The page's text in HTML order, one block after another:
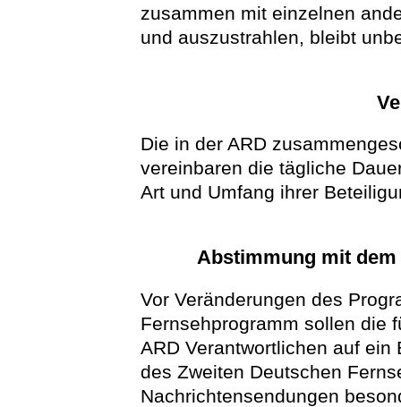
zusammen mit einzelnen
und auszustrahlen, bleibt
Die in der ARD
vereinbaren die tägliche
Art und Umfang ihrer
Abstimmung mit dem
Vor Veränderungen des
Fernsehprogramm sollen die
ARD Verantwortlichen auf
des Zweiten Deutschen
Nachrichtensendungen